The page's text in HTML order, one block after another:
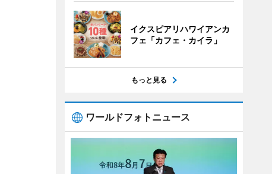
イクスピアリハワイアンカ
フェ「カフェ・カイラ」
もっと見る
ワールドフォトニュース